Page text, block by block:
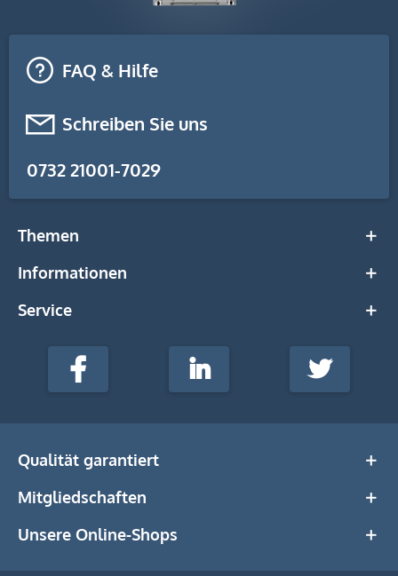
FAQ & Hilfe
Schreiben Sie uns
0732 21001-7029
Themen
Informationen
Service
stempel-
Media
Facebook LinkedIn Twitter
Qualität garantiert
Mitgliedschaften
Unsere Online-Shops